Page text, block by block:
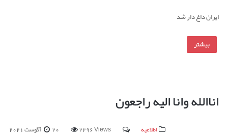
ایران داغ دار شد
بیشتر
اناالله وانا الیه راجعون
20 آگوست 2021 2296 Views اطلاعیه